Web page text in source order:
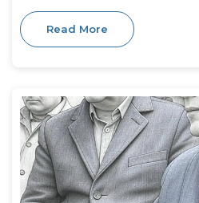
Read More